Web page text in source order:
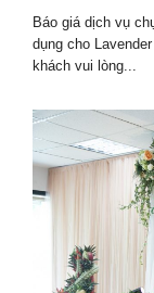
Báo giá dịch vụ
dụng cho
khách vui lòng...